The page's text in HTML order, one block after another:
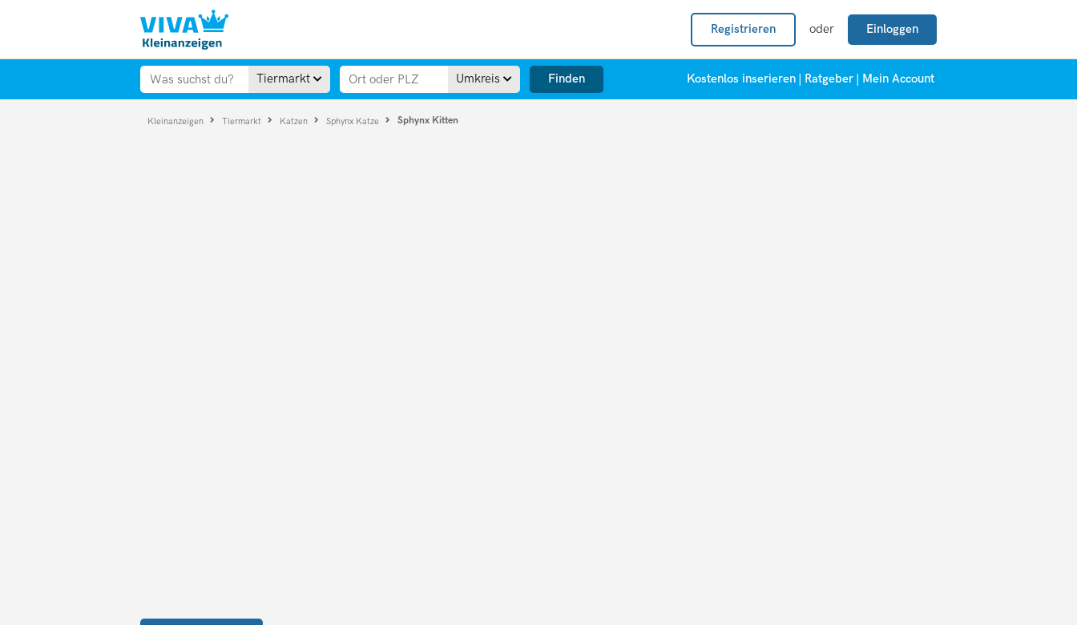
Registrieren oder Einloggen
Tiermarkt Umkreis Finden Kostenlos inserieren Ratgeber Mein Account
Kleinanzeigen Tiermarkt Katzen Sphynx Katze Sphynx Kitten